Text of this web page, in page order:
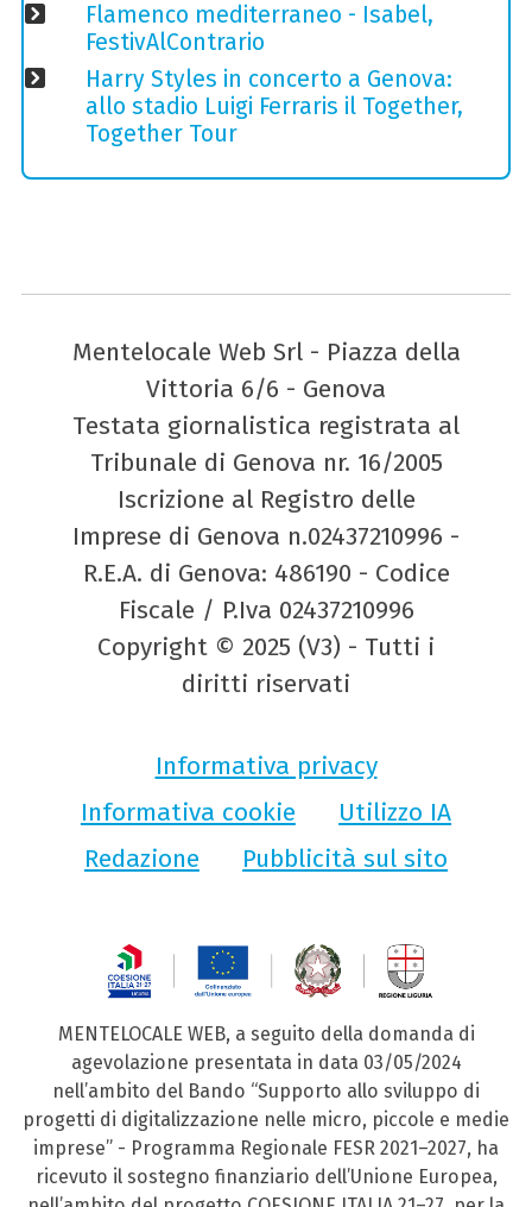
Flamenco mediterraneo - Isabel,
FestivAlContrario
Harry Styles in concerto a Genova:
allo stadio Luigi Ferraris il Together,
Together Tour
Mentelocale Web Srl - Piazza della
Vittoria 6/6 - Genova
Testata giornalistica registrata al
Tribunale di Genova nr. 16/2005
Iscrizione al Registro delle
Imprese di Genova n.02437210996 -
R.E.A. di Genova: 486190 - Codice
Fiscale / P.Iva 02437210996
Copyright © 2025 (V3) - Tutti i
diritti riservati
Informativa privacy
Informativa cookie
Utilizzo IA
Redazione
Pubblicità sul sito
MENTELOCALE WEB, a seguito della domanda di
agevolazione presentata in data 03/05/2024
nell’ambito del Bando “Supporto allo sviluppo di
progetti di digitalizzazione nelle micro, piccole e medie
imprese” - Programma Regionale FESR 2021–2027, ha
ricevuto il sostegno finanziario dell’Unione Europea,